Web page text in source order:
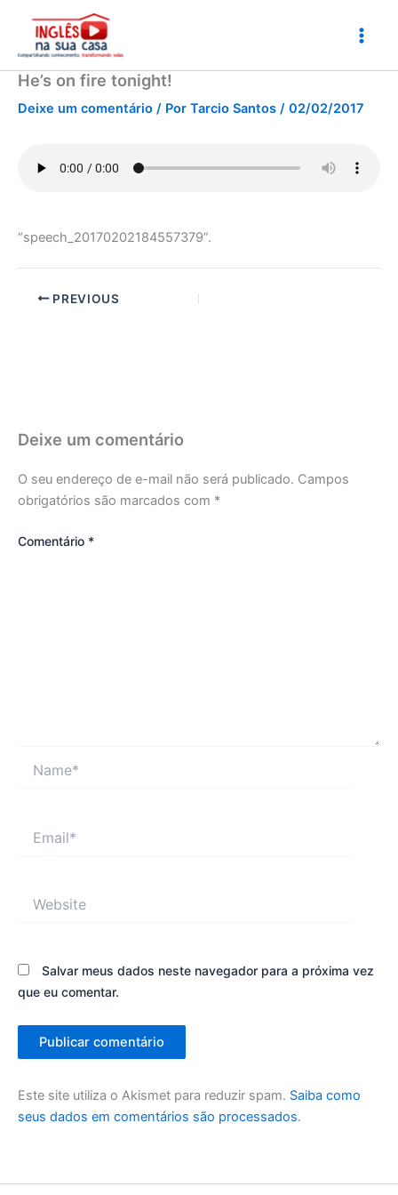
conteúdo
He’s on fire tonight!
Deixe um comentário / Por Tarcio Santos / 02/02/2017
“speech_20170202184557379”.
PREVIOUS
Deixe um comentário
O seu endereço de e-mail não será publicado. Campos
obrigatórios são marcados com *
Comentário *
Salvar meus dados neste navegador para a próxima vez
que eu comentar.
Este site utiliza o Akismet para reduzir spam. Saiba como
seus dados em comentários são processados.